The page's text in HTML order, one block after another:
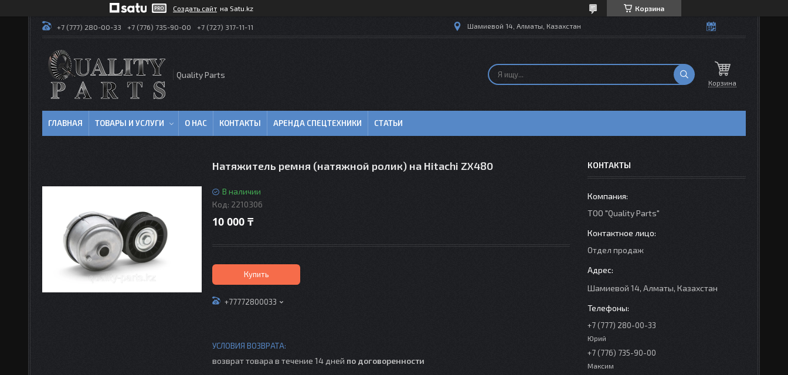
Создать сайт на Satu.kz Корзина
+7 (777) 280-00-33 +7 (776) 735-90-00 +7 (727) 317-11-11 Шамиевой 14, Алматы, Казахстан
Quality Parts
Корзина
ГЛАВНАЯ ТОВАРЫ И УСЛУГИ О НАС КОНТАКТЫ АРЕНДА СПЕЦТЕХНИКИ СТАТЬИ
Натяжитель ремня (натяжной ролик) на Hitachi ZX480
В наличии
Код: 2210306
10 000 ₸
Купить
+77772800033
возврат товара в течение 14 дней по договоренности
КОНТАКТЫ
ТОО "Quality Parts"
Отдел продаж
Шамиевой 14, Алматы, Казахстан
+7 (777) 280-00-33
Юрий
+7 (776) 735-90-00
Максим